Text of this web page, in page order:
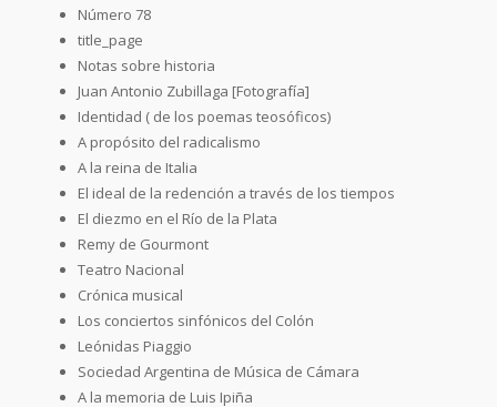
Número 78
title_page
Notas sobre historia
Juan Antonio Zubillaga [Fotografía]
Identidad ( de los poemas teosóficos)
A propósito del radicalismo
A la reina de Italia
El ideal de la redención a través de los tiempos
El diezmo en el Río de la Plata
Remy de Gourmont
Teatro Nacional
Crónica musical
Los conciertos sinfónicos del Colón
Leónidas Piaggio
Sociedad Argentina de Música de Cámara
A la memoria de Luis Ipiña